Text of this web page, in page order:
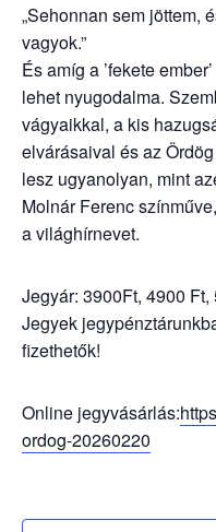
„Sehonnan sem jöttem,
vagyok.”
És amíg a ’fekete
lehet nyugodalma.
vágyaikkal, a kis
elvárásaival és az
lesz ugyanolyan, mint
Molnár Ferenc
a világhírnevet.
Jegyár: 3900Ft, 4900 Ft,
Jegyek
fizethetők!
Online jegyvásárlás:
ordog-20260220